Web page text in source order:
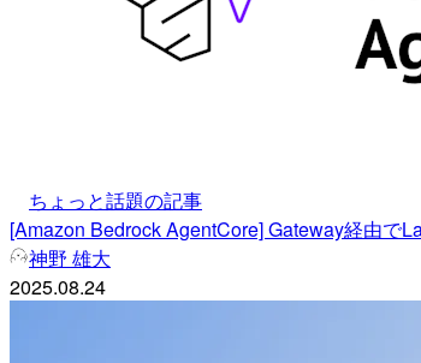
ちょっと話題の記事
[Amazon Bedrock AgentCore] Gateway経由で
神野 雄大
2025.08.24